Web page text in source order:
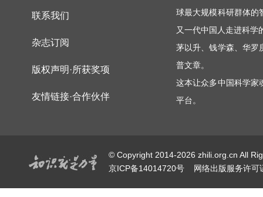
联系我们
杂志订阅
版权声明·所获奖项
友情链接·合作伙伴
球最大规模科研群体的
又一代中国人走进科学
茅以升、钱学森、华罗
普文章。
这本让众多中国科学家
平台。
© Copyright 2014-2026 zhili.org.cn All
京ICP备14014720号
网络出版服务许可